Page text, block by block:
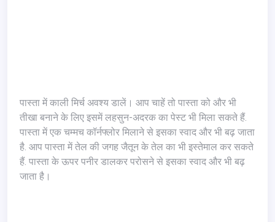
पास्ता में काली मिर्च अवश्य डालें। आप चाहें तो पास्ता को और भी
तीखा बनाने के लिए इसमें लहसुन-अदरक का पेस्ट भी मिला सकते हैं.
पास्ता में एक चम्मच कॉर्नफ्लोर मिलाने से इसका स्वाद और भी बढ़ जाता
है. आप पास्ता में तेल की जगह जैतून के तेल का भी इस्तेमाल कर सकते
हैं. पास्ता के ऊपर पनीर डालकर परोसने से इसका स्वाद और भी बढ़
जाता है।